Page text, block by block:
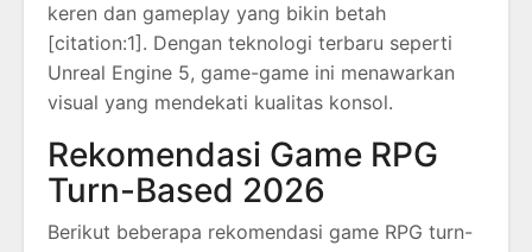
keren dan gameplay yang bikin betah
[citation:1]. Dengan teknologi terbaru seperti
Unreal Engine 5, game-game ini menawarkan
visual yang mendekati kualitas konsol.
Rekomendasi Game RPG
Turn-Based 2026
Berikut beberapa rekomendasi game RPG turn-